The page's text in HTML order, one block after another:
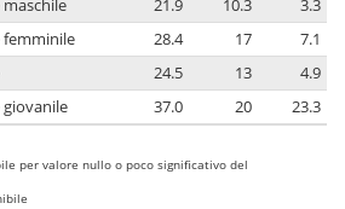
21.9 10.3
3.3
femminile
28.4 17
7.1
24.5 13
4.9
giovanile
37.0 20 23.3
per valore nullo o poco significativo del